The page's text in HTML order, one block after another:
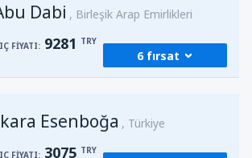
Dabi Birleşik Arap Emirlikleri
FIYATI: 9281 TRY
6 fırsat
FIYATI: 14498TRY
Esenboğa Türkiye
FIYATI: 3075 TRY